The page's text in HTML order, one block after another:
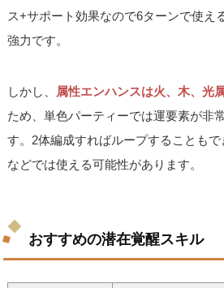
ス+サポート効果なので6ターンで使え
強力です。
しかし、 属性エンハンスは火、木、光
ため、単色パーティーでは運要素が非
す。2体編成すればループすることも
などでは使える可能性があります。
おすすめの潜在覚醒スキル